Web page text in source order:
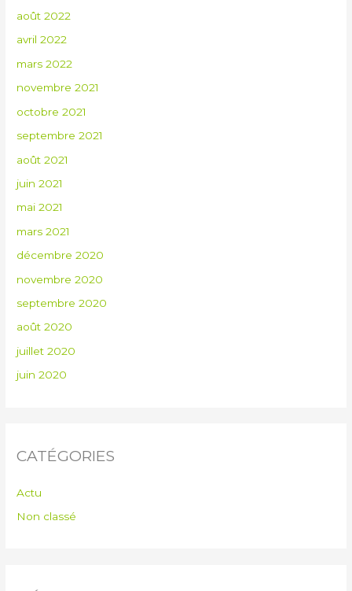
août 2022
avril 2022
mars 2022
novembre 2021
octobre 2021
septembre 2021
août 2021
juin 2021
mai 2021
mars 2021
décembre 2020
novembre 2020
septembre 2020
août 2020
juillet 2020
juin 2020
CATÉGORIES
Actu
Non classé